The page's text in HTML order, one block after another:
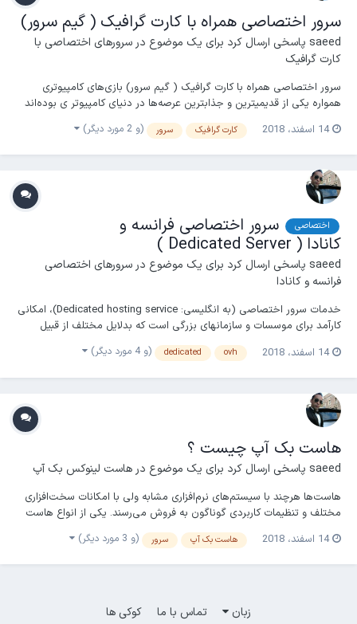
سرور اختصاصی همراه با کارت گرافیک ( گیم سرور)
saeed پاسخی ارسال کرد برای یک موضوع در سرورهای اختصاصی با
کارت گرافیک
سرور اختصاصی همراه با کارت گرافیک ( گیم سرور) بازی‌های کامپیوتری
همواره یکی از قدیمیترین و جذابترین عرصه‌ها در دنیای کامپیوتر ی بوده‌اند
چه زمانی که کامپیوترها از رابط گرافیکی با ۲ رنگ استفاده می‌کردند و چه
زمان حال که LED ها با پوشش ۱۰۸۰×۱۹۲۰ پیکسل جزئیات گرافیکی را در
اختیار کاربر قرار می‌دهند...
14 اسفند، 2018 کارت گرافیک سرور (و 2 مورد دیگر)
اختصاصی
سرور اختصاصی فرانسه و
کانادا ( Dedicated Server )
saeed پاسخی ارسال کرد برای یک موضوع در سرورهای اختصاصی
فرانسه و کانادا
خدمات سرور اختصاصی (به انگلیسی: Dedicated hosting service)، امکانی
کارآمد برای موسسات و سازمانهای بزرگی است که بدلایل مختلف از قبیل
ضرورت امنیت و پایداری بالا برای اطلاعات و خدماتشان نمی‌خواهند از
سرورهای اشتراکی با دیگران استفاده نمایند. در این نوع سرویس امکانات
متنوعی برای سرویس گیرنده فراهم می‌شو...
14 اسفند، 2018 ovh
dedicated (و 4 مورد دیگر)
هاست بک آپ چیست ؟
saeed پاسخی ارسال کرد برای یک موضوع در هاست لینوکس بک آپ
هاست‌ها هرچند با سیستم‌های نرم‌افزاری مشابه ولی با امکانات سخت‌افزاری
مختلف و تنظیمات کاربردی گوناگون به فروش می‌رسند. یکی از انواع هاست
که در بسیاری از شرکت‌های میزبانی وب ارائه می‌شود، هاست بک آپ است.
هاست بک آپ با هدف استفاده به عنوان نسخه‌ی پشتیبان از سروری دیگر
خریداری می‌شود. ویژگی مهم این گون...
14 اسفند، 2018 هاست بک آپ سرور (و 3 مورد دیگر)
زبان تماس با ما کوکی ها